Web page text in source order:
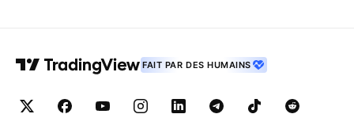
FAIT PAR DES HUMAINS